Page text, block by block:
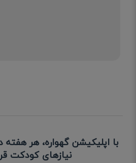
با اپلیکیشن گهواره، هر هفته
نیازهای کودکت